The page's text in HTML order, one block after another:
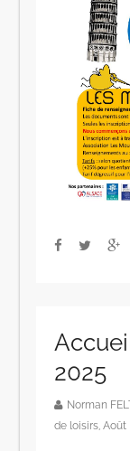
2025
Norman
de loisirs,Août